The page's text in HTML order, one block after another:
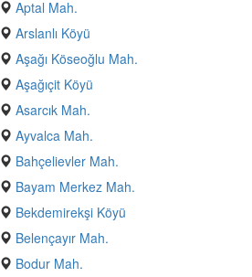
Aptal Mah.
Arslanlı Köyü
Aşağı Köseoğlu Mah.
Aşağıçit Köyü
Asarcık Mah.
Ayvalca Mah.
Bahçelievler Mah.
Bayam Merkez Mah.
Bekdemirekşi Köyü
Belençayır Mah.
Bodur Mah.